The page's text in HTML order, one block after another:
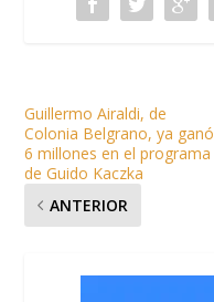
Guillermo Airaldi, de
Colonia Belgrano, ya ganó
6 millones en el programa
de Guido Kaczka
ANTERIOR